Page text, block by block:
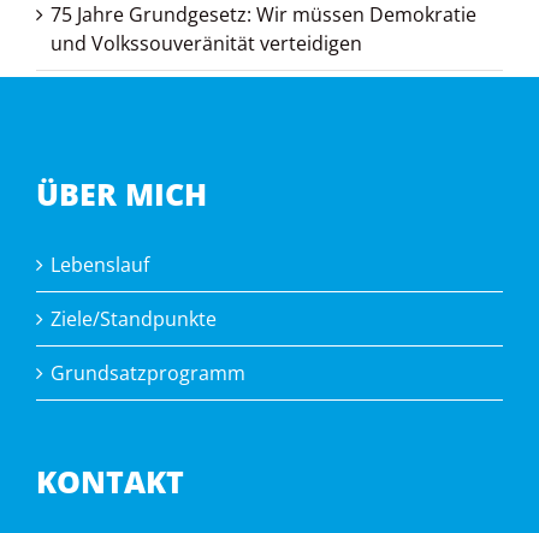
75 Jahre Grundgesetz: Wir müssen Demokratie
und Volkssouveränität verteidigen
ÜBER MICH
Lebenslauf
Ziele/Standpunkte
Grundsatzprogramm
KONTAKT